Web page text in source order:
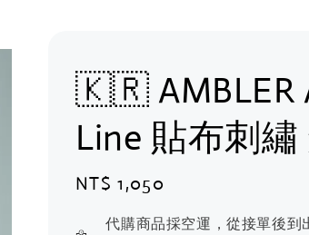
🇰🇷 AMBLER
Line 貼布刺繡
Regular
price
NT$ 1,050
代購商品採空運，從接單後到